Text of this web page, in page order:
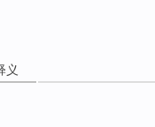
义